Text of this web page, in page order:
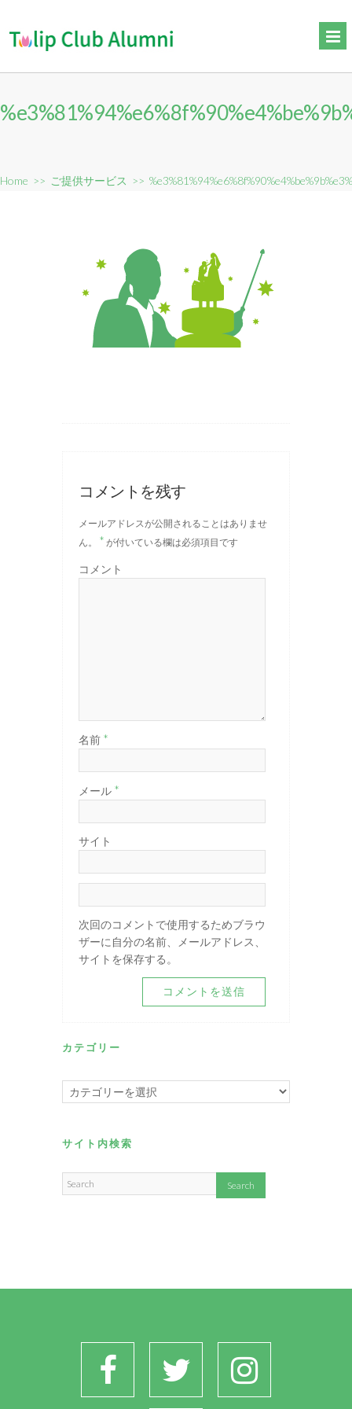
Home >> ご提供サービス >>
コメントを残す
メールアドレスが公開されることはありませ
ん。
* が付いている欄は必須項目です
コメント
名前 *
メール *
サイト
次回のコメントで使用するためブラウ
ザーに自分の名前、メールアドレス、
サイトを保存する。
カテゴリー
カ
テ
ー
サイト内検索